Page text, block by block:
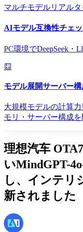
マルチモデルリアル
AIモデル互換性チェ
PC環境でDeepSeek・
モデル展開サーバー
大規模モデルの計算
モリ・サーバー構成
理想汽车
いMindGPT-
し、インテリ
新されました